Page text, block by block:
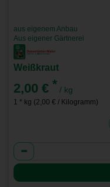
aus eigenem Anbau
Aus eigener Gärtnerei
Weißkraut
2,00 € * / kg
1 * kg (2,00 € / Kilogramm)
Anzahl